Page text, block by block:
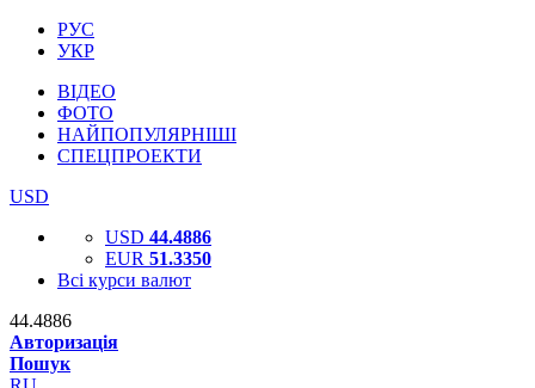
РУС
УКР
ВІДЕО
ФОТО
НАЙПОПУЛЯРНІШІ
СПЕЦПРОЕКТИ
USD
USD 44.4886
EUR 51.3350
Всі курси валют
44.4886
Авторизація
Пошук